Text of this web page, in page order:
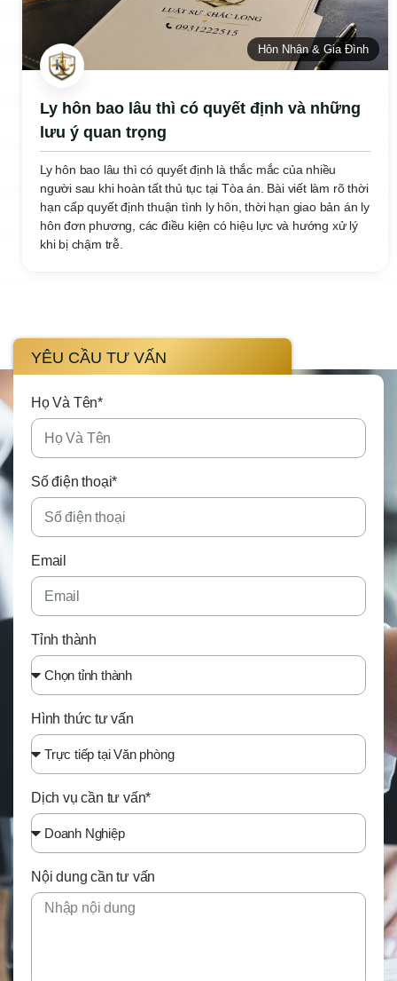
Hôn Nhân & Gia Đình
Ly hôn bao lâu thì có quyết định và những
lưu ý quan trọng
Ly hôn bao lâu thì có quyết định là thắc mắc của nhiều
người sau khi hoàn tất thủ tục tại Tòa án. Bài viết làm rõ thời
hạn cấp quyết định thuận tình ly hôn, thời hạn giao bản án ly
hôn đơn phương, các điều kiện có hiệu lực và hướng xử lý
khi bị chậm trễ.
YÊU CẦU TƯ VẤN
Họ Và Tên*
Số điện thoại*
Email
Tỉnh thành
Hình thức tư vấn
Dịch vụ cần tư vấn*
Nội dung cần tư vấn